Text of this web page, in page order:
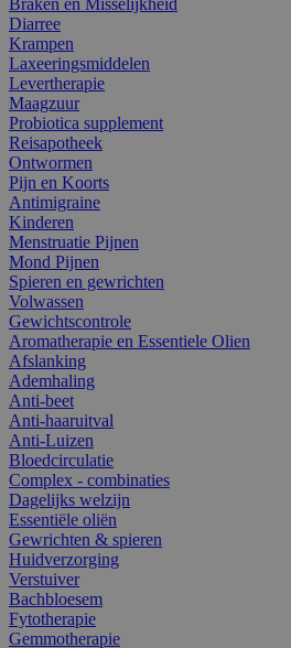
Diarree
Krampen
Laxeeringsmiddelen
Levertherapie
Maagzuur
Probiotica supplement
Reisapotheek
Ontwormen
Pijn en Koorts
Antimigraine
Kinderen
Menstruatie Pijnen
Mond Pijnen
Spieren en gewrichten
Volwassen
Gewichtscontrole
Aromatherapie en Essentiele Olien
Afslanking
Ademhaling
Anti-beet
Anti-haaruitval
Anti-Luizen
Bloedcirculatie
Complex - combinaties
Dagelijks welzijn
Essentiële oliën
Gewrichten & spieren
Huidverzorging
Verstuiver
Bachbloesem
Fytotherapie
Gemmotherapie